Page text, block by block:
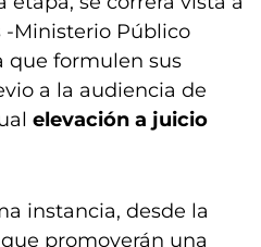
-Ministerio Público
que formulen sus
a la audiencia de
elevación a juicio
instancia, desde la
promoverán una